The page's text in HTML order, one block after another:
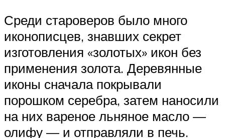
Среди староверов было много
иконописцев, знавших секрет
изготовления «золотых» икон без
применения золота. Деревянные
иконы сначала покрывали
порошком серебра, затем наносили
на них вареное льняное масло —
олифу — и отправляли в печь.